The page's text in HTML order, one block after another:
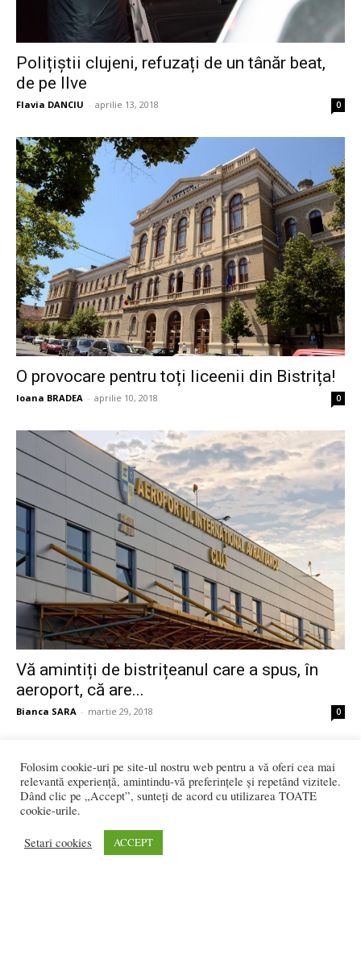
Polițiștii clujeni, refuzați de un tânăr beat,
de pe Ilve
Flavia DANCIU - aprilie 13, 2018 0
O provocare pentru toți liceenii din Bistrița!
Ioana BRADEA - aprilie 10, 2018 0
Vă amintiți de bistrițeanul care a spus, în
aeroport, că are...
Bianca SARA - martie 29, 2018 0
8 9 10
Folosim cookie-uri pe site-ul nostru web pentru a vă oferi cea mai
relevantă experiență, amintindu-vă preferințele și repetând vizitele.
Dând clic pe „Accept”, sunteți de acord cu utilizarea TOATE
cookie-urile.
Setari cookies ACCEPT